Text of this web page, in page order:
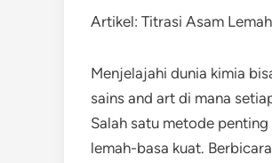
Artikel: Titrasi Asam
Menjelajahi dunia kimia
sains and art di mana
Salah satu metode
lemah-basa kuat.